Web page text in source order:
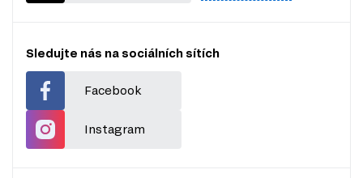
Sledujte nás na sociálních sítích
Facebook
Instagram